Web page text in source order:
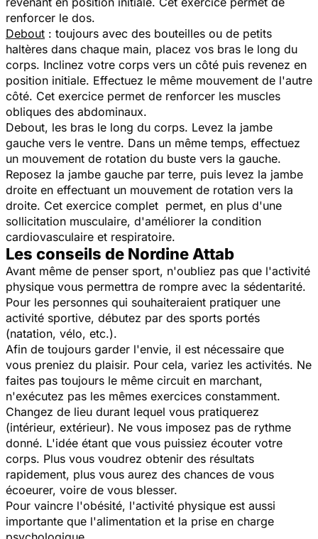
renforcer le dos.
Debout : toujours avec des bouteilles ou de petits
haltères dans chaque main, placez vos bras le long du
corps. Inclinez votre corps vers un côté puis revenez en
position initiale. Effectuez le même mouvement de l'autre
côté. Cet exercice permet de renforcer les muscles
obliques des abdominaux.
Debout, les bras le long du corps. Levez la jambe
gauche vers le ventre. Dans un même temps, effectuez
un mouvement de rotation du buste vers la gauche.
Reposez la jambe gauche par terre, puis levez la jambe
droite en effectuant un mouvement de rotation vers la
droite. Cet exercice complet permet, en plus d'une
sollicitation musculaire, d'améliorer la condition
cardiovasculaire et respiratoire.
Les conseils de Nordine Attab
Avant même de penser sport, n'oubliez pas que l'activité
physique vous permettra de rompre avec la sédentarité.
Pour les personnes qui souhaiteraient pratiquer une
activité sportive, débutez par des sports portés
(natation, vélo, etc.).
Afin de toujours garder l'envie, il est nécessaire que
vous preniez du plaisir. Pour cela, variez les activités. Ne
faites pas toujours le même circuit en marchant,
n'exécutez pas les mêmes exercices constamment.
Changez de lieu durant lequel vous pratiquerez
(intérieur, extérieur). Ne vous imposez pas de rythme
donné. L'idée étant que vous puissiez écouter votre
corps. Plus vous voudrez obtenir des résultats
rapidement, plus vous aurez des chances de vous
écoeurer, voire de vous blesser.
Pour vaincre l'obésité, l'activité physique est aussi
importante que l'alimentation et la prise en charge